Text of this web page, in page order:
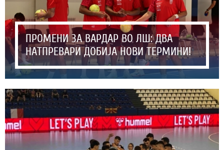
ПРОМЕНИ ЗА ВАРДАР ВО ЛШ: ДВА
НАТПРЕВАРИ ДОБИЈА НОВИ ТЕРМИНИ!